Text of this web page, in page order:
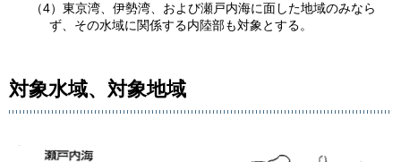
（4）東京湾、伊勢湾、および瀬戸内海に面した地域のみなら
ず、その水域に関係する内陸部も対象とする。
対象水域、対象地域